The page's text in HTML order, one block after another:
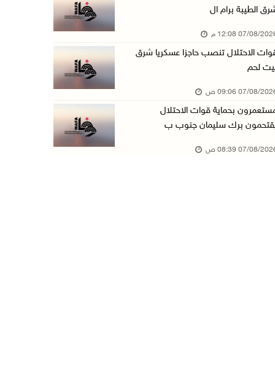
الطقس: أجواء صافية صيفية والحرارة حول معدلها ...
تواصل انتهاكات الاحتلال والمستعمرين: اعتقالات ...
06/آب/2026 11:14 م
الطيبة برام ال
08/2026 12:08 م
الاحتلال تنصب حاجزا عسكريا شرق
لحم
08/2026 09:06 ص
بحماية قوات الاحتلال
برك سليمان جنوب ب
08/2026 08:39 ص